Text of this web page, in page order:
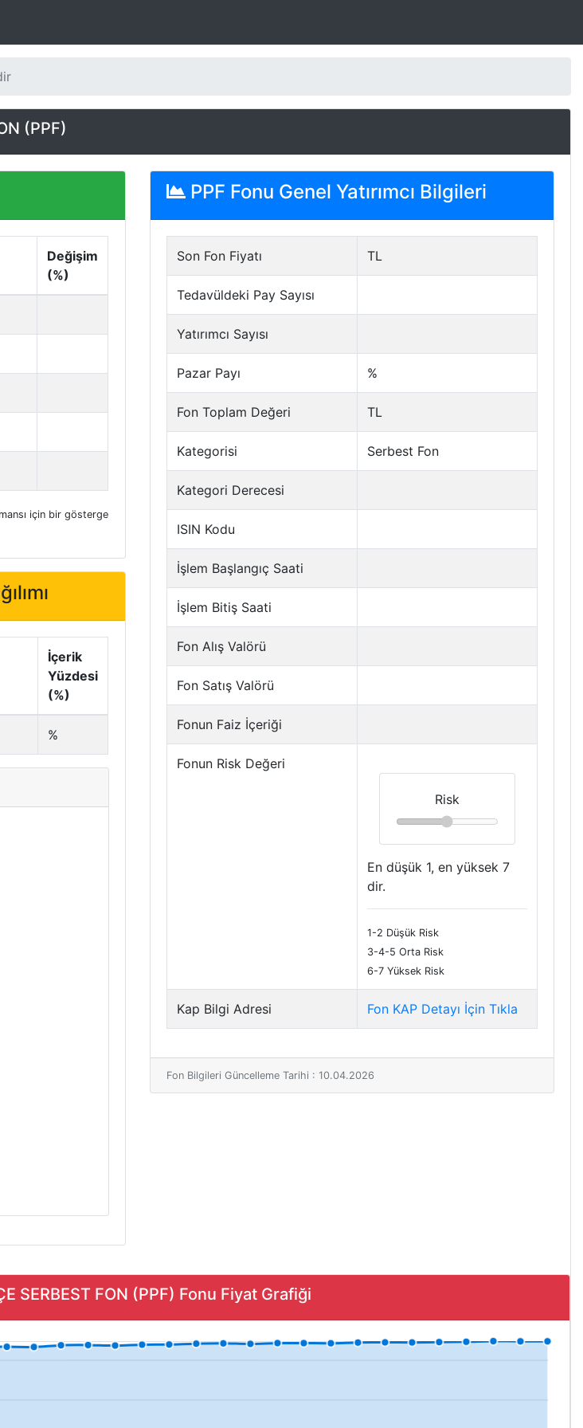
(PPF)
Değişim
(%)
için bir gösterge
İçerik
Yüzdesi
(%)
%
PPF Fonu Genel Yatırımcı Bilgileri
Son Fon Fiyatı TL
Tedavüldeki Pay Sayısı
Yatırımcı Sayısı
Pazar Payı %
Fon Toplam Değeri TL
Kategorisi Serbest Fon
Kategori Derecesi
ISIN Kodu
İşlem Başlangıç Saati
İşlem Bitiş Saati
Fon Alış Valörü
Fon Satış Valörü
Fonun Faiz İçeriği
Fonun Risk Değeri
Risk
En düşük 1, en yüksek 7
dir.
1-2 Düşük Risk
3-4-5 Orta Risk
6-7 Yüksek Risk
Kap Bilgi Adresi Fon KAP Detayı İçin Tıkla
Fon Bilgileri Güncelleme Tarihi : 10.04.2026
SERBEST FON (PPF) Fonu Fiyat Grafiği